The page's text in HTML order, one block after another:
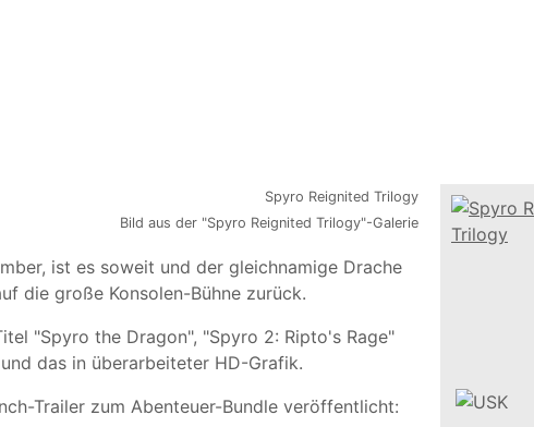
Bild aus der "Spyro Reignited Trilogy"-Galerie
ist es soweit und der gleichnamige Drache
die große Konsolen-Bühne zurück.
"Spyro the Dragon", "Spyro 2: Ripto's Rage"
das in überarbeiteter HD-Grafik.
Trailer zum Abenteuer-Bundle veröffentlicht: